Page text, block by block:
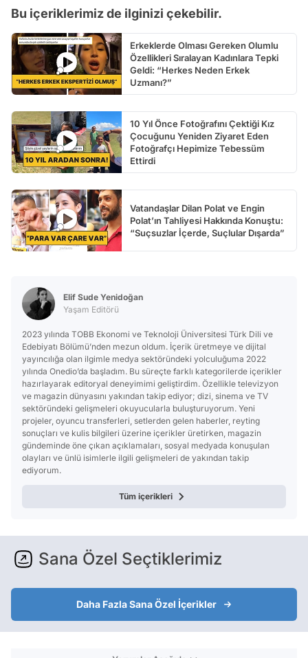
Bu içeriklerimiz de ilginizi çekebilir.
Erkeklerde Olması Gereken Olumlu
Özellikleri Sıralayan Kadınlara Tepki
Geldi: “Herkes Neden Erkek
Uzmanı?”
10 Yıl Önce Fotoğrafını Çektiği Kız
Çocuğunu Yeniden Ziyaret Eden
Fotoğrafçı Hepimize Tebessüm
Ettirdi
Vatandaşlar Dilan Polat ve Engin
Polat’ın Tahliyesi Hakkında Konuştu:
“Suçsuzlar İçerde, Suçlular Dışarda”
Elif Sude Yenidoğan
Yaşam Editörü
2023 yılında TOBB Ekonomi ve Teknoloji Üniversitesi Türk Dili ve
Edebiyatı Bölümü’nden mezun oldum. İçerik üretmeye ve dijital
yayıncılığa olan ilgimle medya sektöründeki yolculuğuma 2022
yılında Onedio’da başladım. Bu süreçte farklı kategorilerde içerikler
hazırlayarak editoryal deneyimimi geliştirdim. Özellikle televizyon
ve magazin dünyasını yakından takip ediyor; dizi, sinema ve TV
sektöründeki gelişmeleri okuyucularla buluşturuyorum. Yeni
projeler, oyuncu transferleri, setlerden gelen haberler, reyting
sonuçları ve kulis bilgileri üzerine içerikler üretirken, magazin
gündeminde öne çıkan açıklamaları, sosyal medyada konuşulan
olayları ve ünlü isimlerle ilgili gelişmeleri de yakından takip
ediyorum.
Tüm içerikleri
Sana Özel Seçtiklerimiz
Daha Fazla Sana Özel İçerikler